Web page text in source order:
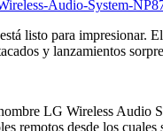
listo para impresionar.
y lanzamientos
LG Wireless Audio
remotos desde los